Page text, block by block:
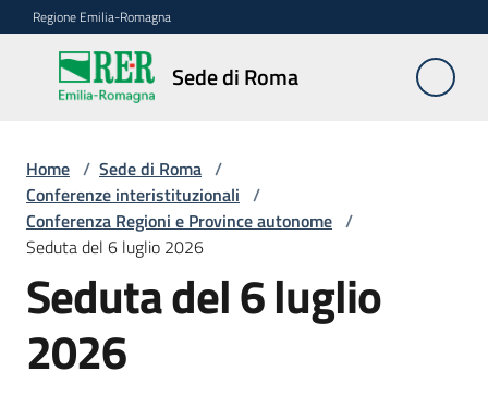
Vai al contenuto
Vai alla navigazione
Vai al footer
Regione Emilia-Romagna
Sede di Roma
Sede
di
Novità
Servizi
della
Sede
Home / Sede di Roma /
Conferenze interistituzionali /
Conferenza Regioni e Province autonome /
Seduta del 6 luglio 2026
Seduta del 6 luglio
2026